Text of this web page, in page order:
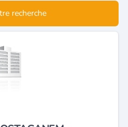
recherche